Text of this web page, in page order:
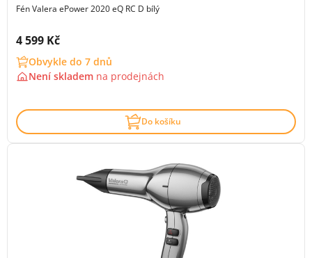
Fén Valera ePower 2020 eQ RC D bílý
Cena s DPH:
4 599 Kč
Obvykle do 7 dnů
Není skladem na prodejnách
Do košíku